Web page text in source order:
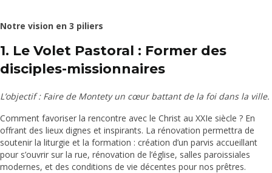
Notre vision en 3 piliers
1. Le Volet Pastoral : Former des
disciples-missionnaires
L’objectif : Faire de Montety un cœur battant de la foi dans la ville.
Comment favoriser la rencontre avec le Christ au XXIe siècle ? En
offrant des lieux dignes et inspirants. La rénovation permettra de
soutenir la liturgie et la formation : création d’un parvis accueillant
pour s’ouvrir sur la rue, rénovation de l’église, salles paroissiales
modernes, et des conditions de vie décentes pour nos prêtres.